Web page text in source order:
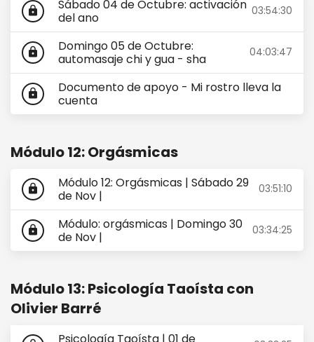
lock
Sábado 04 de Octubre: activación
del ano
03:54:30
lock
Domingo 05 de Octubre:
automasaje chi y gua - sha
04:03:47
lock
Documento de apoyo - Mi rostro lleva la
cuenta
Módulo 12: Orgásmicas
lock
Módulo 12: Orgásmicas | Sábado 29
de Nov |
03:51:10
lock
Módulo: orgásmicas | Domingo 30
de Nov |
03:34:25
Módulo 13: Psicología Taoísta con
Olivier Barré
Psicología Taoísta | 01 de